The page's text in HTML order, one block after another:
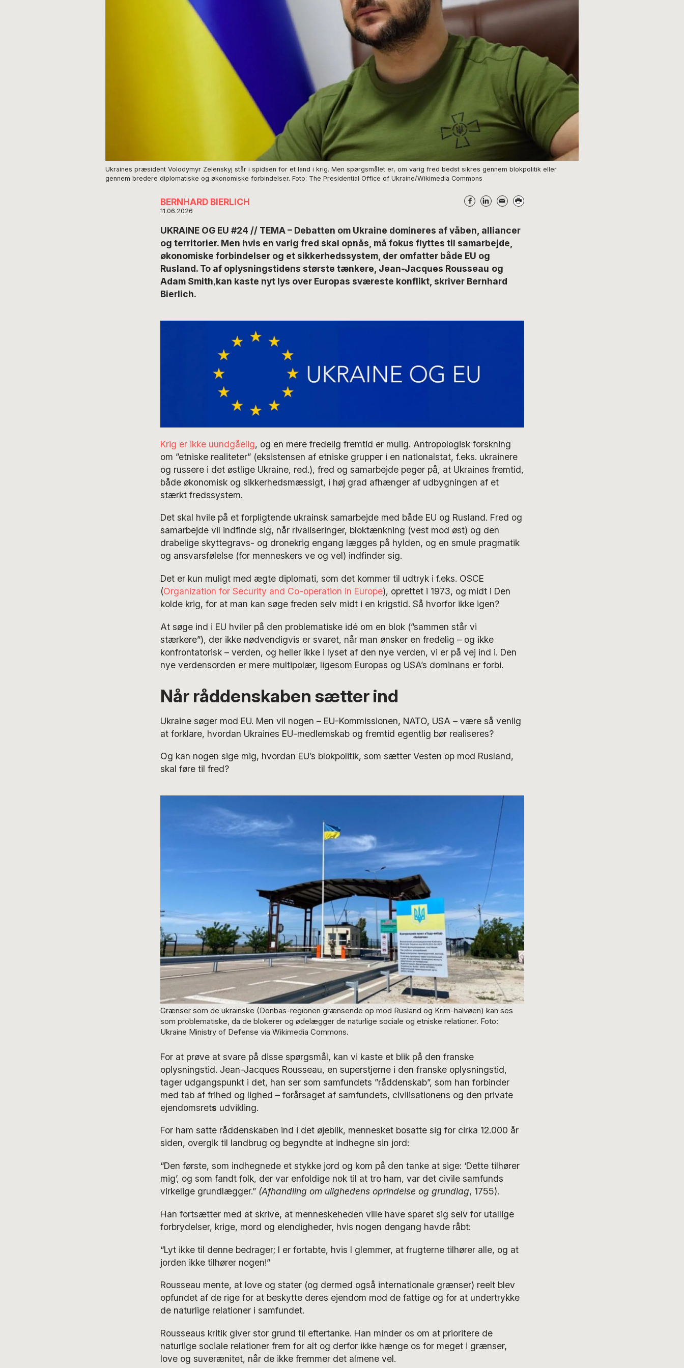
Ukraines præsident Volodymyr Zelenskyj står i spidsen for et land i krig. Men spørgsmålet er, om varig fred bedst sikres gennem blokpolitik eller
gennem bredere diplomatiske og økonomiske forbindelser. Foto: The Presidential Office of Ukraine/Wikimedia Commons
BERNHARD BIERLICH
11.06.2026
UKRAINE OG EU #24 // TEMA – Debatten om Ukraine domineres af våben, alliancer
og territorier. Men hvis en varig fred skal opnås, må fokus flyttes til samarbejde,
økonomiske forbindelser og et sikkerhedssystem, der omfatter både EU og
Rusland. To af oplysningstidens største tænkere, Jean-Jacques Rousseau og
Adam Smith,kan kaste nyt lys over Europas sværeste konflikt, skriver Bernhard
Bierlich.
Krig er ikke uundgåelig, og en mere fredelig fremtid er mulig. Antropologisk forskning
om ”etniske realiteter” (eksistensen af etniske grupper i en nationalstat, f.eks. ukrainere
og russere i det østlige Ukraine, red.), fred og samarbejde peger på, at Ukraines fremtid,
både økonomisk og sikkerhedsmæssigt, i høj grad afhænger af udbygningen af et
stærkt fredssystem.
Det skal hvile på et forpligtende ukrainsk samarbejde med både EU og Rusland. Fred og
samarbejde vil indfinde sig, når rivaliseringer, bloktænkning (vest mod øst) og den
drabelige skyttegravs- og dronekrig engang lægges på hylden, og en smule pragmatik
og ansvarsfølelse (for menneskers ve og vel) indfinder sig.
Det er kun muligt med ægte diplomati, som det kommer til udtryk i f.eks. OSCE
(Organization for Security and Co-operation in Europe), oprettet i 1973, og midt i Den
kolde krig, for at man kan søge freden selv midt i en krigstid. Så hvorfor ikke igen?
At søge ind i EU hviler på den problematiske idé om en blok (”sammen står vi
stærkere”), der ikke nødvendigvis er svaret, når man ønsker en fredelig – og ikke
konfrontatorisk – verden, og heller ikke i lyset af den nye verden, vi er på vej ind i. Den
nye verdensorden er mere multipolær, ligesom Europas og USA’s dominans er forbi.
Når råddenskaben sætter ind
Ukraine søger mod EU. Men vil nogen – EU-Kommissionen, NATO, USA – være så venlig
at forklare, hvordan Ukraines EU-medlemskab og fremtid egentlig bør realiseres?
Og kan nogen sige mig, hvordan EU’s blokpolitik, som sætter Vesten op mod Rusland,
skal føre til fred?
Grænser som de ukrainske (Donbas-regionen grænsende op mod Rusland og Krim-halvøen) kan ses
som problematiske, da de blokerer og ødelægger de naturlige sociale og etniske relationer. Foto:
Ukraine Ministry of Defense via Wikimedia Commons.
For at prøve at svare på disse spørgsmål, kan vi kaste et blik på den franske
oplysningstid. Jean-Jacques Rousseau, en superstjerne i den franske oplysningstid,
tager udgangspunkt i det, han ser som samfundets ”råddenskab”, som han forbinder
med tab af frihed og lighed – forårsaget af samfundets, civilisationens og den private
ejendomsrets udvikling.
For ham satte råddenskaben ind i det øjeblik, mennesket bosatte sig for cirka 12.000 år
siden, overgik til landbrug og begyndte at indhegne sin jord:
“Den første, som indhegnede et stykke jord og kom på den tanke at sige: ‘Dette tilhører
mig’, og som fandt folk, der var enfoldige nok til at tro ham, var det civile samfunds
virkelige grundlægger.”(Afhandling om ulighedens oprindelse og grundlag, 1755).
Han fortsætter med at skrive, at menneskeheden ville have sparet sig selv for utallige
forbrydelser, krige, mord og elendigheder, hvis nogen dengang havde råbt:
“Lyt ikke til denne bedrager; I er fortabte, hvis I glemmer, at frugterne tilhører alle, og at
jorden ikke tilhører nogen!”
Rousseau mente, at love og stater (og dermed også internationale grænser) reelt blev
opfundet af de rige for at beskytte deres ejendom mod de fattige og for at undertrykke
de naturlige relationer i samfundet.
Rousseaus kritik giver stor grund til eftertanke. Han minder os om at prioritere de
naturlige sociale relationer frem for alt og derfor ikke hænge os for meget i grænser,
love og suverænitet, når de ikke fremmer det almene vel.